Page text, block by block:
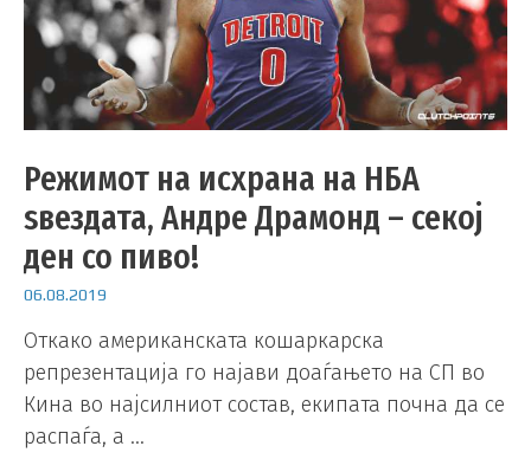
Режимот на исхрана на НБА
ѕвездата, Андре Драмонд – секој
ден со пиво!
06.08.2019
Откако американската кошаркарска
репрезентација го најави доаѓањето на СП во
Кина во најсилниот состав, екипата почна да се
распаѓа, а …